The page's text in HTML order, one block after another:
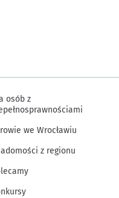
osób z
we Wrocławiu
z regionu